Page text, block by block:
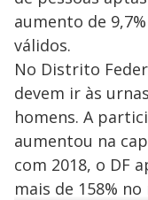
aumento de
válidos.
No Distrito
devem ir às
homens. A
aumentou na
com 2018, o DF
mais de 158%